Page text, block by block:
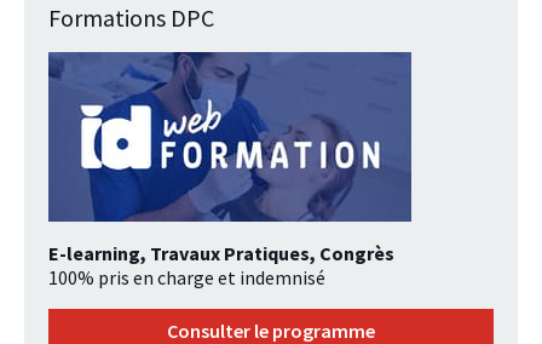
Formations DPC
E-learning, Travaux Pratiques, Congrès
100% pris en charge et indemnisé
Consulter le programme